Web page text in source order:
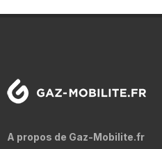
A propos de Gaz-Mobilite.fr